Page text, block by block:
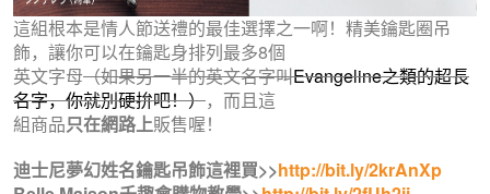
這組根本是情人節送禮的最佳選擇之一啊！精美鑰匙圈吊
飾，讓你可以在鑰匙身排列最多8個
英文字母（如果另一半的英文名字叫Evangeline之類的超長
名字，你就別硬拚吧！），而且這
組商品只在網路上販售喔！
迪士尼夢幻姓名鑰匙吊飾這裡買>>http://bit.ly/2krAnXp